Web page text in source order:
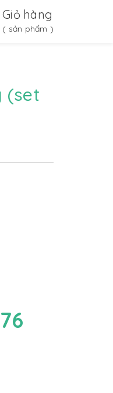
Giỏ hàng
( sản phẩm )
(set